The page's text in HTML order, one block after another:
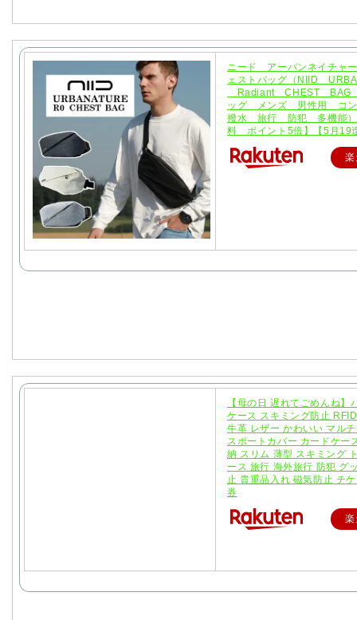
ニード アーバンネイチ
ェストバッグ（NIID
Radiant CHEST BAG
ッグ メンズ 男性用 コ
撥水 旅行 防犯 多機能）
料 ポイント5倍】【5月19
【母の日 遅れてごめんね】
ケース スキミング防止
牛革 レザー かわいい マル
スポートカバー カードケー
納 スリム 薄型 スキミング
ース 旅行 海外旅行 防犯 グ
止 貴重品入れ 磁気防止 チ
券